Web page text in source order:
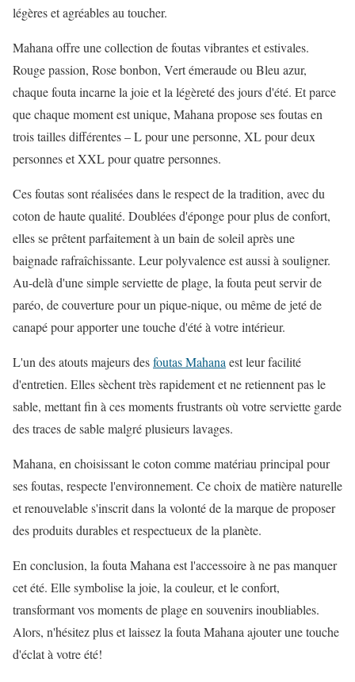
légères et agréables au toucher.
Mahana offre une collection de foutas vibrantes et estivales.
Rouge passion, Rose bonbon, Vert émeraude ou Bleu azur,
chaque fouta incarne la joie et la légèreté des jours d'été. Et parce
que chaque moment est unique, Mahana propose ses foutas en
trois tailles différentes – L pour une personne, XL pour deux
personnes et XXL pour quatre personnes.
Ces foutas sont réalisées dans le respect de la tradition, avec du
coton de haute qualité. Doublées d'éponge pour plus de confort,
elles se prêtent parfaitement à un bain de soleil après une
baignade rafraîchissante. Leur polyvalence est aussi à souligner.
Au-delà d'une simple serviette de plage, la fouta peut servir de
paréo, de couverture pour un pique-nique, ou même de jeté de
canapé pour apporter une touche d'été à votre intérieur.
L'un des atouts majeurs desfoutas Mahana est leur facilité
d'entretien. Elles sèchent très rapidement et ne retiennent pas le
sable, mettant fin à ces moments frustrants où votre serviette garde
des traces de sable malgré plusieurs lavages.
Mahana, en choisissant le coton comme matériau principal pour
ses foutas, respecte l'environnement. Ce choix de matière naturelle
et renouvelable s'inscrit dans la volonté de la marque de proposer
des produits durables et respectueux de la planète.
En conclusion, la fouta Mahana est l'accessoire à ne pas manquer
cet été. Elle symbolise la joie, la couleur, et le confort,
transformant vos moments de plage en souvenirs inoubliables.
Alors, n'hésitez plus et laissez la fouta Mahana ajouter une touche
d'éclat à votre été!